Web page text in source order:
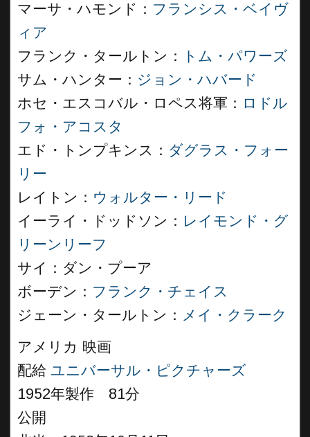
マーサ・ハモンド： フランシス・ベイヴ
ィア
フランク・タールトン：
トム・パワーズ
サム・ハンター： ジョン・ハバード
ホセ・エスコバル・ロペス将軍： ロドル
フォ・アコスタ
エド・トンプキンス： ダグラス・フォー
リー
レイトン： ウォルター・リード
イーライ・ドッドソン： レイモンド・グ
リーンリーフ
サイ：ダン・プーア
ボーデン： フランク・チェイス
ジェーン・タールトン： メイ・クラーク
アメリカ 映画
配給 ユニバーサル・ピクチャーズ
1952年製作 81分
公開